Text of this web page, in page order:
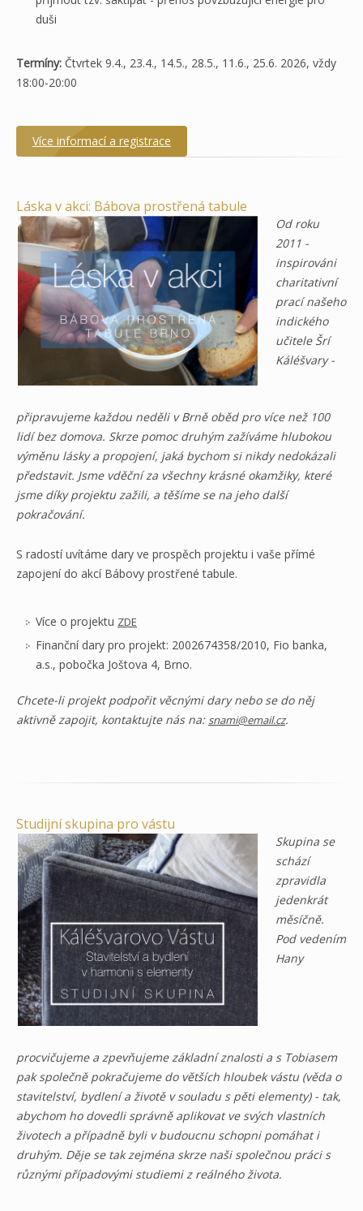
duši
Termíny: Čtvrtek 9.4., 23.4., 14.5., 28.5., 11.6., 25.6. 2026, vždy
18:00-20:00
Více informací a registrace
Láska v akci: Bábova prostřená tabule
Od roku
2011 -
inspirováni
charitativní
prací našeho
indického
učitele Šrí
Káléšvary -
připravujeme každou neděli v Brně oběd pro více než 100
lidí bez domova. Skrze pomoc druhým zažíváme hlubokou
výměnu lásky a propojení, jaká bychom si nikdy nedokázali
představit. Jsme vděční za všechny krásné okamžiky, které
jsme díky projektu zažili, a těšíme se na jeho další
pokračování.
S radostí uvítáme dary ve prospěch projektu i vaše přímé
zapojení do akcí Bábovy prostřené tabule.
Více o projektu ZDE
Finanční dary pro projekt: 2002674358/2010, Fio banka,
a.s., pobočka Joštova 4, Brno.
Chcete-li projekt podpořit věcnými dary nebo se do něj
aktivně zapojit, kontaktujte nás na:snami@email.cz.
Studijní skupina pro vástu
Skupina se
schází
zpravidla
jedenkrát
měsíčně.
Pod vedením
Hany
procvičujeme a zpevňujeme základní znalosti a s Tobiasem
pak společně pokračujeme do větších hloubek vástu (věda o
stavitelství, bydlení a životě v souladu s pěti elementy) - tak,
abychom ho dovedli správně aplikovat ve svých vlastních
životech a případně byli v budoucnu schopni pomáhat i
druhým. Děje se tak zejména skrze naši společnou práci s
různými případovými studiemi z reálného života.